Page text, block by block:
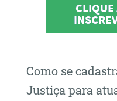
CLIQUE
Como se
Justiça para